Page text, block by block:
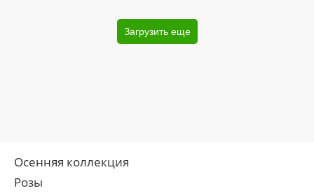
Загрузить еще
Осенняя коллекция
Розы